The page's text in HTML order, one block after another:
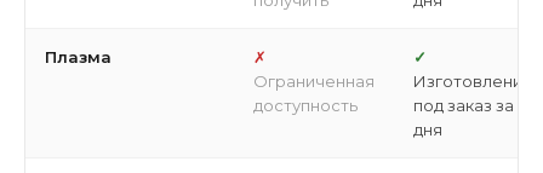
Плазма
Ограниченная
доступность
Изготовление
под заказ за 3
дня